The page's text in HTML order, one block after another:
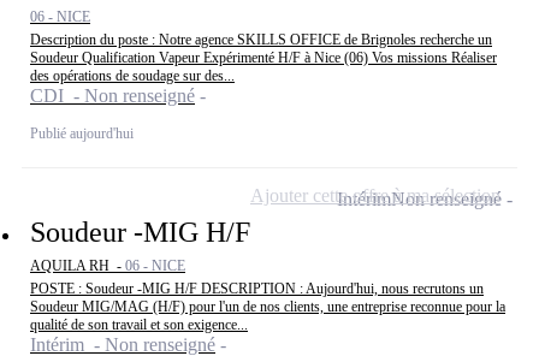
06 - NICE
Description du poste : Notre agence SKILLS OFFICE de Brignoles recherche un
Soudeur Qualification Vapeur Expérimenté H/F à Nice (06) Vos missions Réaliser
des opérations de soudage sur des...
CDI - Non renseigné
Publié aujourd'hui
Soudeur -MIG H/F
AQUILA RH - 06 - NICE
POSTE : Soudeur -MIG H/F DESCRIPTION : Aujourd'hui, nous recrutons un
Soudeur MIG/MAG (H/F) pour l'un de nos clients, une entreprise reconnue pour la
qualité de son travail et son exigence...
Intérim - Non renseigné
IntérimNon renseigné
Ajouter cette offre à ma sélection